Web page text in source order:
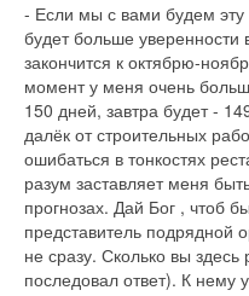
- Если мы с вами будем эту
будет больше уверенности
закончится к октябрю-
момент у меня очень
150 дней, завтра будет -
далёк от строительных
ошибаться в тонкостях
разум заставляет меня
прогнозах. Дай Бог , чтоб
представитель подрядной
не сразу. Сколько вы
последовал ответ). К нему